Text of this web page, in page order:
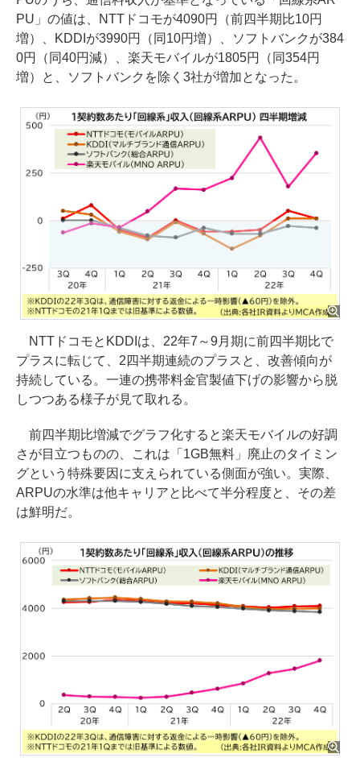
PU」の値は、NTTドコモが4090円（前四半期比10円
増）、KDDIが3990円（同10円増）、ソフトバンクが384
0円（同40円減）、楽天モバイルが1805円（同354円
増）と、ソフトバンクを除く3社が増加となった。
NTTドコモとKDDIは、22年7～9月期に前四半期比で
プラスに転じて、2四半期連続のプラスと、改善傾向が
持続している。一連の携帯料金官製値下げの影響から脱
しつつある様子が見て取れる。
前四半期比増減でグラフ化すると楽天モバイルの好調
さが目立つものの、これは「1GB無料」廃止のタイミン
グという特殊要因に支えられている側面が強い。実際、
ARPUの水準は他キャリアと比べて半分程度と、その差
は鮮明だ。